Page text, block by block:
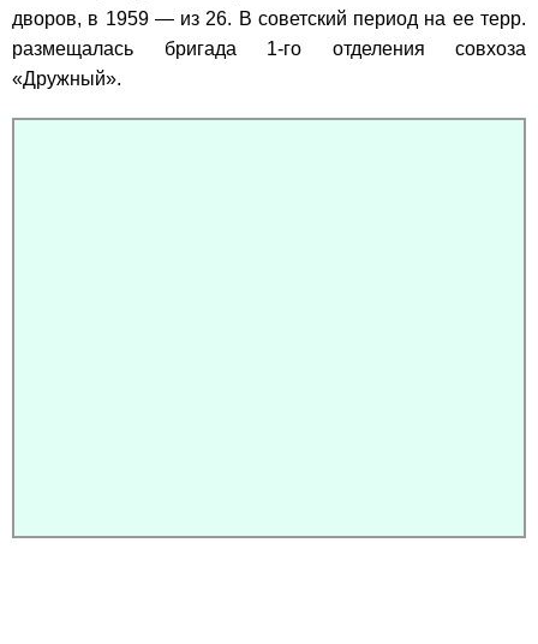
дворов, в 1959 — из 26. В советский период на ее терр.
размещалась бригада 1-го отделения совхоза
«Дружный».